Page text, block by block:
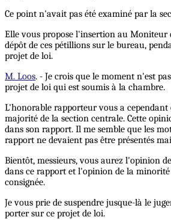
Ce point n'avait pas été examiné par la
Elle vous propose l'insertion au Moniteur
dépôt de ces pétillions sur le bureau,
projet de loi.
M. Loos. - Je crois que le moment n'est
projet de loi qui est soumis à la chambre.
L'honorable rapporteur vous a cependant
majorité de la section centrale. Cette
dans son rapport. Il me semble que les
rapport ne devaient pas être présentés
Bientôt, messieurs, vous aurez l'opinion
dans ce rapport et l'opinion de la
consignée.
Je vous prie de suspendre jusque-là le
porter sur ce projet de loi.